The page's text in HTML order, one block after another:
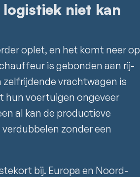
logistiek niet kan
oplet, en het komt neer op
is gebonden aan rij-
vrachtwagen is
hun voertuigen ongeveer
al kan de productieve
zonder een
bij. Europa en Noord-